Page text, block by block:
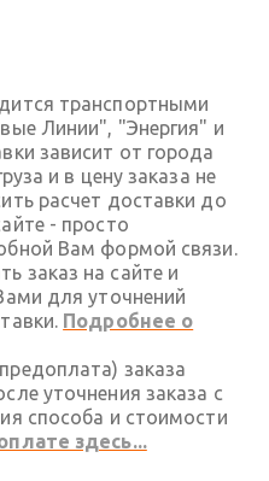
транспортными
Линии", "Энергия" и
зависит от города
и в цену заказа не
расчет доставки до
- просто
Вам формой связи.
заказ на сайте и
для уточнений
Подробнее о
заказа
уточнения заказа с
способа и стоимости
здесь...